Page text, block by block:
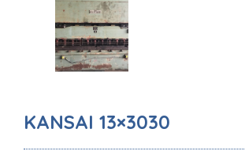
KANSAI 13×3030